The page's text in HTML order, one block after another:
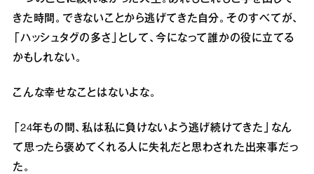
きた時間。できないことから逃げてきた自分。そのすべてが、
「ハッシュタグの多さ」として、今になって誰かの役に立てる
かもしれない。
こんな幸せなことはないよな。
「24年もの間、私は私に負けないよう逃げ続けてきた」なん
て思ったら褒めてくれる人に失礼だと思わされた出来事だっ
た。